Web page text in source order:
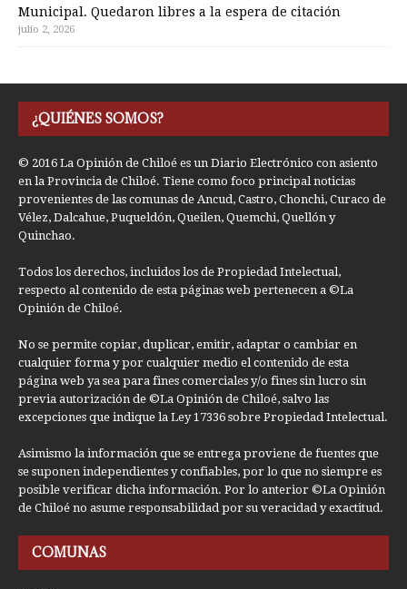
Municipal. Quedaron libres a la espera de citación
julio 2, 2026
¿QUIÉNES SOMOS?
© 2016 La Opinión de Chiloé es un Diario Electrónico con asiento
en la Provincia de Chiloé. Tiene como foco principal noticias
provenientes de las comunas de Ancud, Castro, Chonchi, Curaco de
Vélez, Dalcahue, Puqueldón, Queilen, Quemchi, Quellón y
Quinchao.
Todos los derechos, incluidos los de Propiedad Intelectual,
respecto al contenido de esta páginas web pertenecen a ©La
Opinión de Chiloé.
No se permite copiar, duplicar, emitir, adaptar o cambiar en
cualquier forma y por cualquier medio el contenido de esta
página web ya sea para fines comerciales y/o fines sin lucro sin
previa autorización de ©La Opinión de Chiloé, salvo las
excepciones que indique la Ley 17336 sobre Propiedad Intelectual.
Asimismo la información que se entrega proviene de fuentes que
se suponen independientes y confiables, por lo que no siempre es
posible verificar dicha información. Por lo anterior ©La Opinión
de Chiloé no asume responsabilidad por su veracidad y exactitud.
COMUNAS